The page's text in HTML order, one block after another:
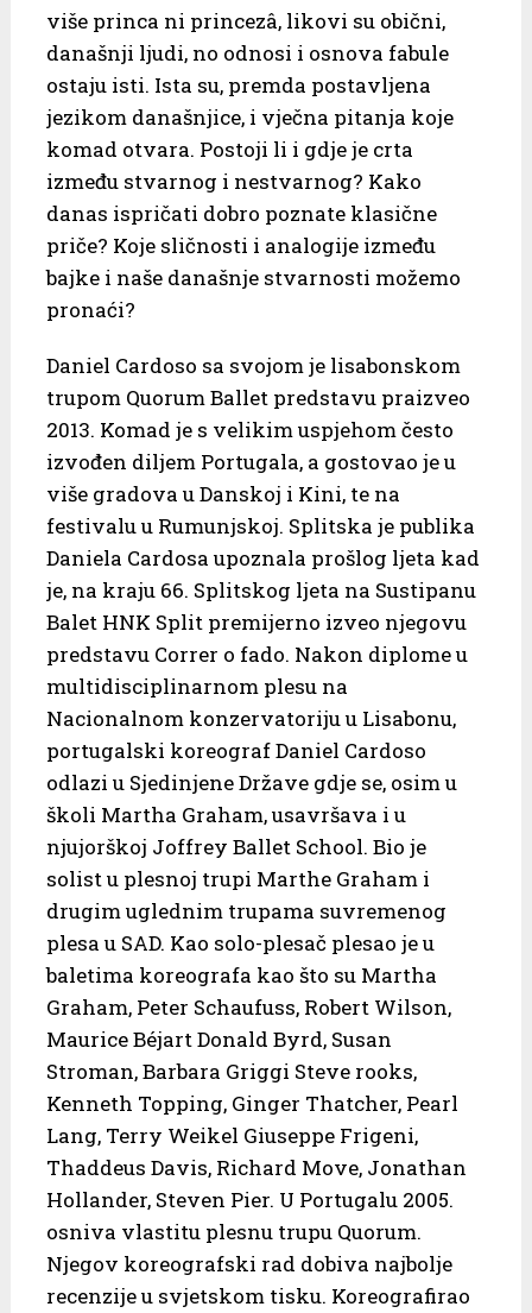
više princa ni princezâ, likovi su obični,
današnji ljudi, no odnosi i osnova fabule
ostaju isti. Ista su, premda postavljena
jezikom današnjice, i vječna pitanja koje
komad otvara. Postoji li i gdje je crta
između stvarnog i nestvarnog? Kako
danas ispričati dobro poznate klasične
priče? Koje sličnosti i analogije između
bajke i naše današnje stvarnosti možemo
pronaći?
Daniel Cardoso sa svojom je lisabonskom
trupom Quorum Ballet predstavu praizveo
2013. Komad je s velikim uspjehom često
izvođen diljem Portugala, a gostovao je u
više gradova u Danskoj i Kini, te na
festivalu u Rumunjskoj. Splitska je publika
Daniela Cardosa upoznala prošlog ljeta kad
je, na kraju 66. Splitskog ljeta na Sustipanu
Balet HNK Split premijerno izveo njegovu
predstavu Correr o fado. Nakon diplome u
multidisciplinarnom plesu na
Nacionalnom konzervatoriju u Lisabonu,
portugalski koreograf Daniel Cardoso
odlazi u Sjedinjene Države gdje se, osim u
školi Martha Graham, usavršava i u
njujorškoj Joffrey Ballet School. Bio je
solist u plesnoj trupi Marthe Graham i
drugim uglednim trupama suvremenog
plesa u SAD. Kao solo-plesač plesao je u
baletima koreografa kao što su Martha
Graham, Peter Schaufuss, Robert Wilson,
Maurice Béjart Donald Byrd, Susan
Stroman, Barbara Griggi Steve rooks,
Kenneth Topping, Ginger Thatcher, Pearl
Lang, Terry Weikel Giuseppe Frigeni,
Thaddeus Davis, Richard Move, Jonathan
Hollander, Steven Pier. U Portugalu 2005.
osniva vlastitu plesnu trupu Quorum.
Njegov koreografski rad dobiva najbolje
recenzije u svjetskom tisku. Koreografirao